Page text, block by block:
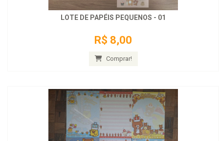
LOTE DE PAPÉIS PEQUENOS - 01
R$ 8,00
Comprar!